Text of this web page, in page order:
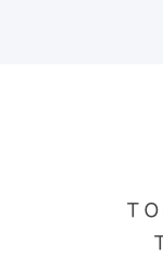
Ｔ